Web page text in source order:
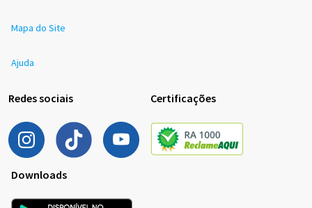
Mapa do Site
Ajuda
Redes sociais Certificações
Downloads